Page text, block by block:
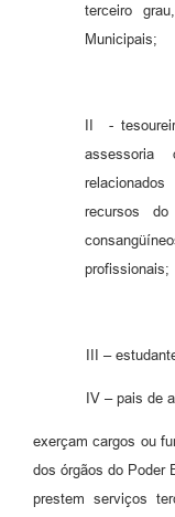
terceiro
Municipais;
II -
assessoria
recursos
profissionais;
III – estudantes
IV – pais de
exerçam cargos ou
dos órgãos do Poder
prestem serviços